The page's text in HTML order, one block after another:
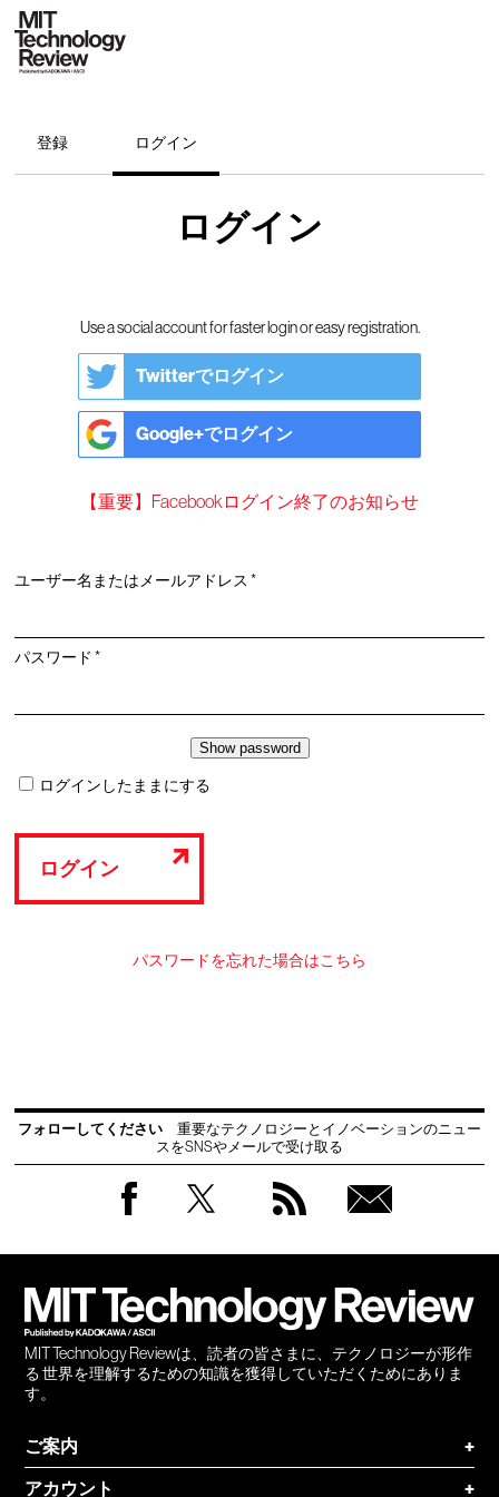
登録 ログイン
ログイン
Use a social account for faster login or easy registration.
Twitterでログイン
Google+でログイン
【重要】Facebookログイン終了のお知らせ
ユーザー名またはメールアドレス*必
パスワード*必
ログインしたままにする
ログイン
パスワードを忘れた場合はこちら
フォローしてください
重要なテクノロジーとイノベーションのニュー
スをSNSやメールで受け取る
MIT Technology Reviewは、読者の皆さまに、テクノロジーが形作
る 世界を理解するための知識を獲得していただくためにありま
す。
ご案内
+
アカウント
+